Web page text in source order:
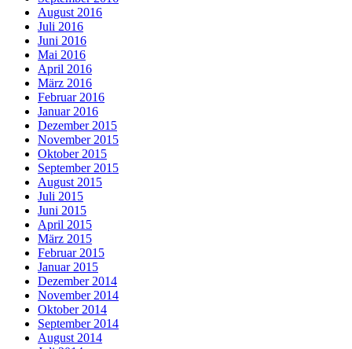
August 2016
Juli 2016
Juni 2016
Mai 2016
April 2016
März 2016
Februar 2016
Januar 2016
Dezember 2015
November 2015
Oktober 2015
September 2015
August 2015
Juli 2015
Juni 2015
April 2015
März 2015
Februar 2015
Januar 2015
Dezember 2014
November 2014
Oktober 2014
September 2014
August 2014